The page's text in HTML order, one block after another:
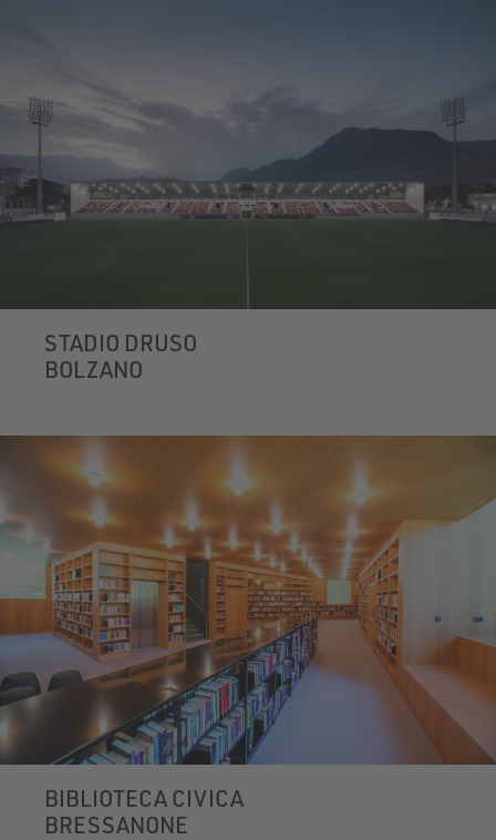
STADIO DRUSO
BOLZANO
BIBLIOTECA CIVICA
BRESSANONE